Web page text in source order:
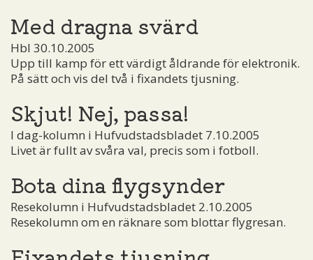
Med dragna svärd
Hbl 30.10.2005
Upp till kamp för ett värdigt åldrande för elektronik.
På sätt och vis del två i fixandets tjusning.
Skjut! Nej, passa!
I dag-kolumn i Hufvudstadsbladet 7.10.2005
Livet är fullt av svåra val, precis som i fotboll.
Bota dina flygsynder
Resekolumn i Hufvudstadsbladet 2.10.2005
Resekolumn om en räknare som blottar flygresan.